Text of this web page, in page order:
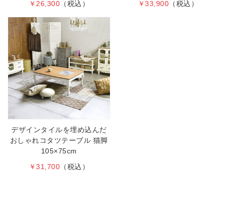
￥26,300 （税込） ￥33,900 （税込）
デザインタイルを埋め込んだ
おしゃれコタツテーブル 猫脚
105×75cm
￥31,700 （税込）